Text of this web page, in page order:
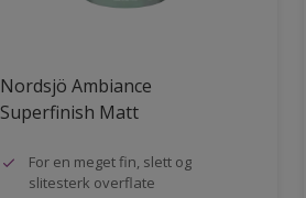
Nordsjö Ambiance
Superfinish Matt
For en meget fin, slett og
slitesterk overflate